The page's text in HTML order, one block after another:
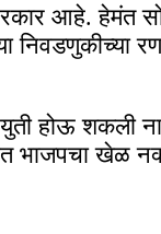
आहे. हेमंत
निवडणुकीच्या
शकली
भाजपचा खेळ